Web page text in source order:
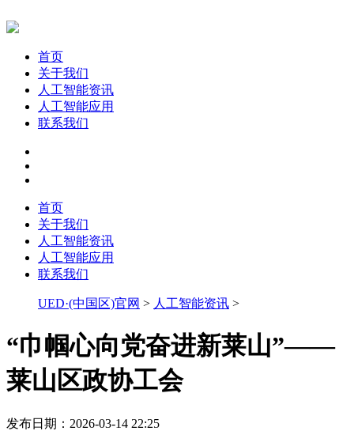
首页
关于我们
人工智能资讯
人工智能应用
联系我们
首页
关于我们
人工智能资讯
人工智能应用
联系我们
UED·(中国区)官网 > 人工智能资讯 >
“巾帼心向党奋进新莱山”——
莱山区政协工会
发布日期：2026-03-14 22:25